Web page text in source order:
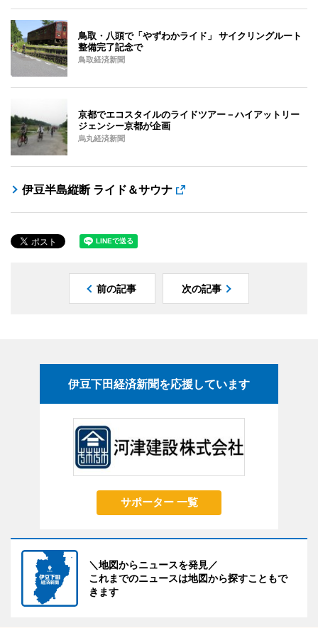
鳥取・八頭で「やずわかライド」 サイクリングルート
整備完了記念で
鳥取経済新聞
京都でエコスタイルのライドツアー－ハイアットリー
ジェンシー京都が企画
烏丸経済新聞
伊豆半島縦断 ライド＆サウナ
前の記事 次の記事
伊豆下田経済新聞を応援しています
サポーター 一覧
＼地図からニュースを発見／
これまでのニュースは地図から探すこともで
きます